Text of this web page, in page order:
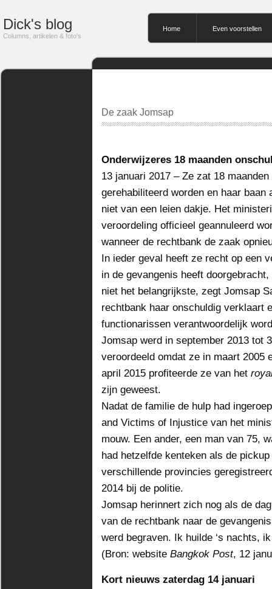
Dick's blog
Columns, artikelen & foto's
Home Even voorstellen
De zaak Jomsap
Onderwijzeres 18 maanden
13 januari 2017 – Ze zat 18
gerehabiliteerd worden en haar
niet van een leien dakje. Het
veroordeling officieel geannuleerd
wanneer de rechtbank de zaak
In ieder geval heeft ze recht op een
in de gevangenis heeft
niet het belangrijkste, zegt Jomsap
rechtbank haar onschuldig verklaart
functionarissen verantwoordelijk
Jomsap werd in september 2013 tot
veroordeeld omdat ze in maart 2005
april 2015 profiteerde ze van het
zijn geweest.
Nadat de familie de hulp had
and Victims of Injustice van het
mouw. Een ander, een man van 75,
had hetzelfde kenteken als de
verschillende provincies
2014 bij de politie.
Jomsap herinnert zich nog als de
van de rechtbank naar de
werd begraven. Ik huilde ‘s nachts,
(Bron: website Bangkok Post, 12
Kort nieuws zaterdag 14 januari